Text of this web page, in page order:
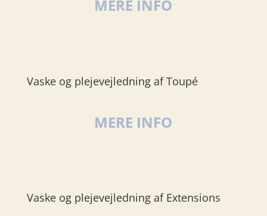
MERE INFO
Vaske og plejevejledning af Toupé
MERE INFO
Vaske og plejevejledning af Extensions